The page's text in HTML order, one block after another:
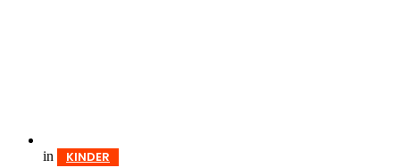
in KINDER